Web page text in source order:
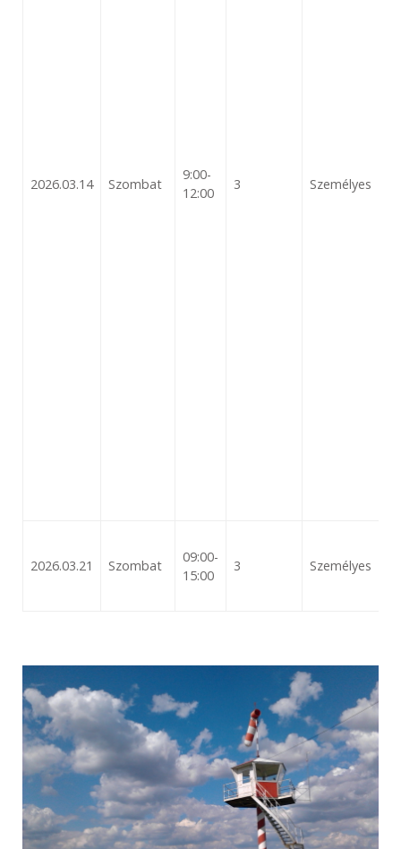
2026.03.14 Szombat
9:00-
12:00
3 Személyes
2026.03.21 Szombat
09:00-
15:00
3 Személyes